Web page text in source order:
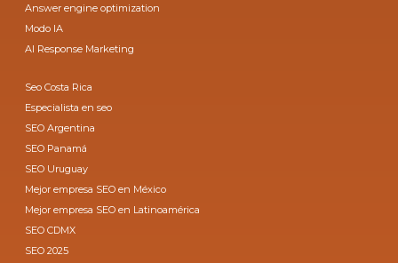
Answer engine optimization
Modo IA
AI Response Marketing
Seo Costa Rica
Especialista en seo
SEO Argentina
SEO Panamá
SEO Uruguay
Mejor empresa SEO en México
Mejor empresa SEO en Latinoamérica
SEO CDMX
SEO 2025